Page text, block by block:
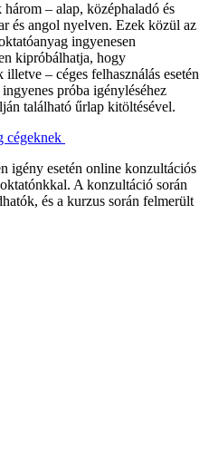
– alap, középhaladó és
és angol nyelven. Ezek közül az
ingyenesen
kipróbálhatja, hogy
– céges felhasználás esetén
próba igényléséhez
található űrlap kitöltésével.
cégeknek
igény esetén online konzultációs
A konzultáció során
és a kurzus során felmerült